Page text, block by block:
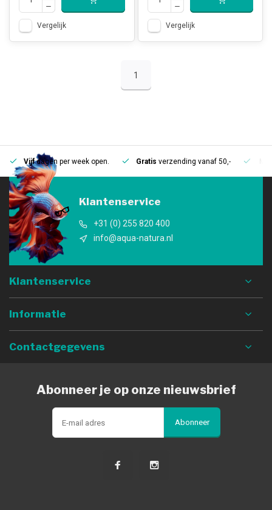
Vergelijk Vergelijk
1
Vijfdagen per week open. Gratis verzending vanaf 50,-
Klantenservice
+31 (0) 255 820 400
info@aqua-natura.nl
Klantenservice
Informatie
Contactgegevens
Abonneer je op onze nieuwsbrief
Abonneer